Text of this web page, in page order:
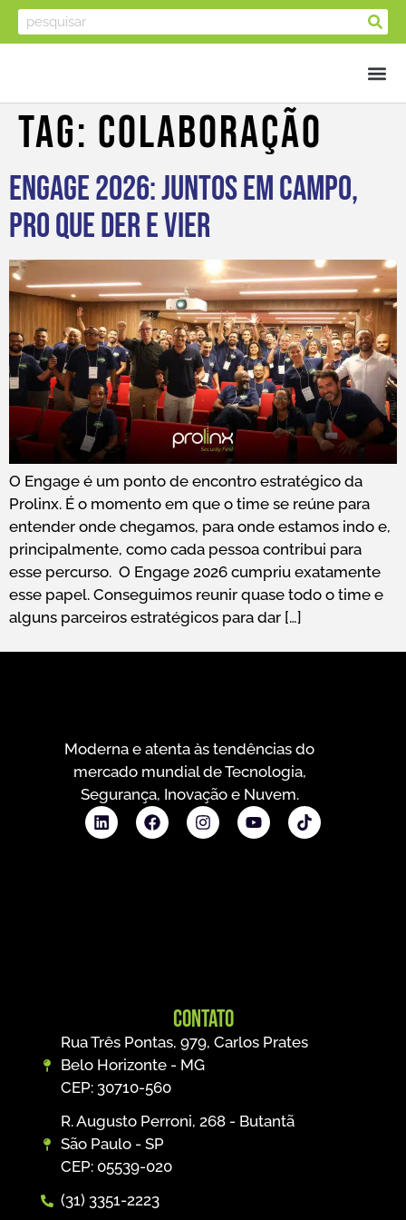
Tag: Colaboração
Engage 2026: juntos em campo,
pro que der e vier
O Engage é um ponto de encontro estratégico da
Prolinx. É o momento em que o time se reúne para
entender onde chegamos, para onde estamos indo e,
principalmente, como cada pessoa contribui para
esse percurso. O Engage 2026 cumpriu exatamente
esse papel. Conseguimos reunir quase todo o time e
alguns parceiros estratégicos para dar […]
Moderna e atenta às tendências do
mercado mundial de Tecnologia,
Segurança, Inovação e Nuvem.
Contato
Rua Três Pontas, 979, Carlos Prates
Belo Horizonte - MG
CEP: 30710-560
R. Augusto Perroni, 268 - Butantã
São Paulo - SP
CEP: 05539-020
(31) 3351-2223